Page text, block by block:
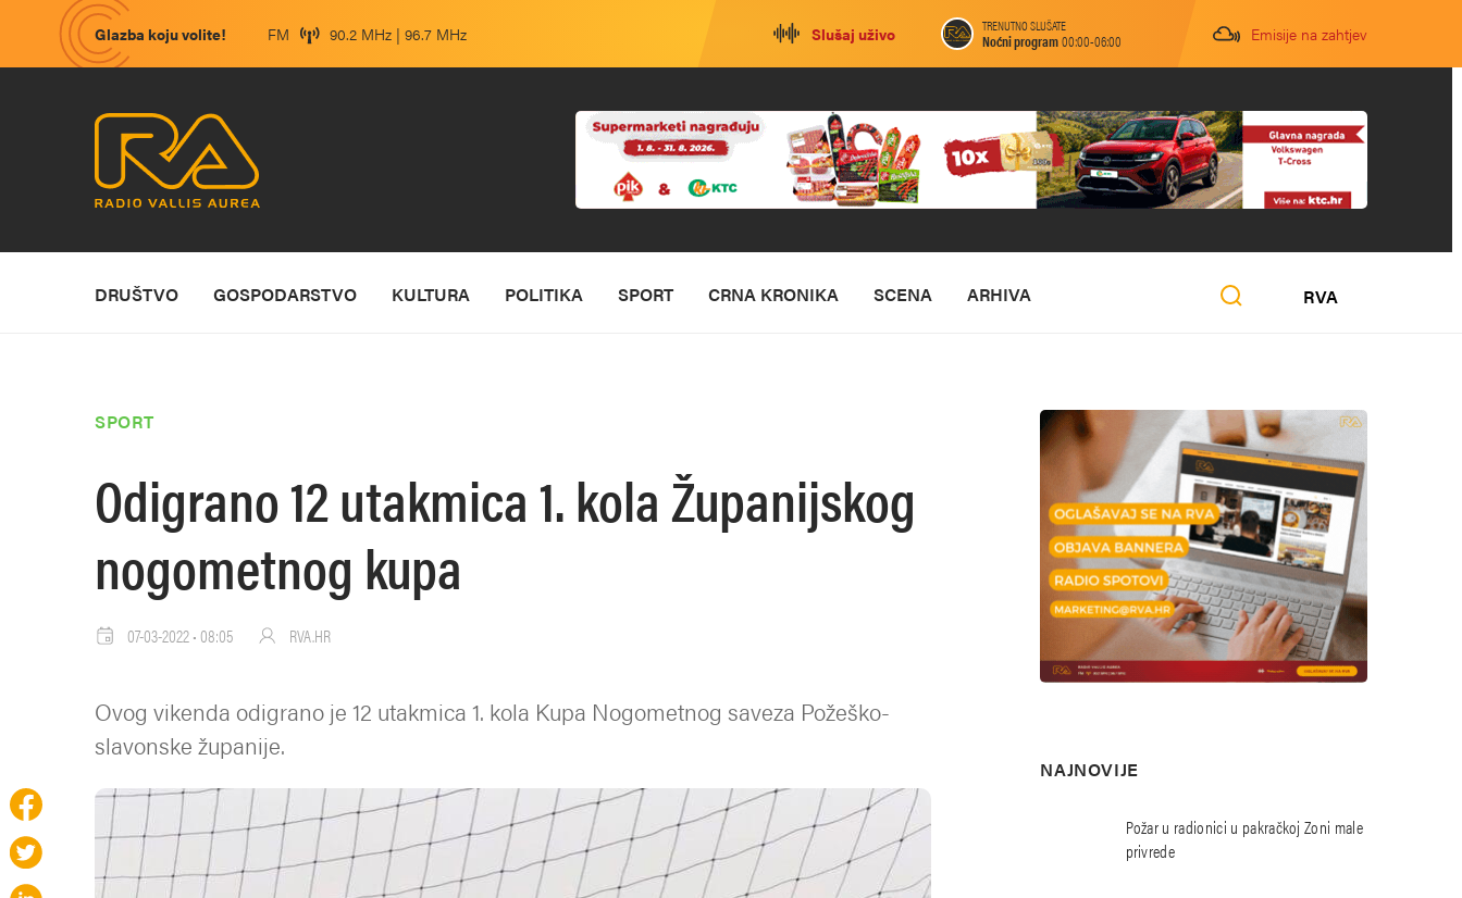
Glazba koju volite! FM 90.2 MHz | 96.7 MHz Slušaj uživo TRENUTNO SLUŠATE
Noćni program00:00-06:00 Emisije na zahtjev
DRUŠTVO GOSPODARSTVO KULTURA POLITIKA SPORT CRNA KRONIKA SCENA ARHIVA RVA
MARKETING
KONTAKT
SPORT
Odigrano 12 utakmica 1. kola Županijskog
nogometnog kupa
07-03-2022 • 08:05 RVA.HR
Ovog vikenda odigrano je 12 utakmica 1. kola Kupa Nogometnog saveza Požeško-
slavonske županije.
NAJNOVIJE
Požar u radionici u pakračkoj Zoni male
privrede